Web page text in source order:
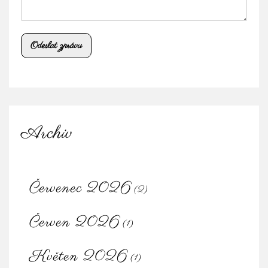
Odeslat zprávu
Archiv
Červenec 2026 (2)
Červen 2026 (1)
Květen 2026 (1)